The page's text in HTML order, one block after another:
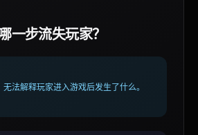
一步流失玩家？
法解释玩家进入游戏后发生了什么。